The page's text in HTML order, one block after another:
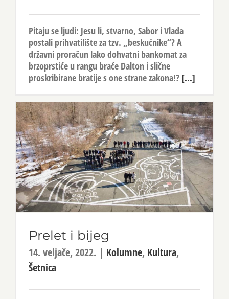
Pitaju se ljudi: Jesu li, stvarno, Sabor i Vlada
postali prihvatilište za tzv. „beskućnike“? A
državni proračun lako dohvatni bankomat za
brzoprstiće u rangu braće Dalton i slične
proskribirane bratije s one strane zakona!? [...]
Prelet i bijeg
14. veljače, 2022. | Kolumne, Kultura,
Šetnica